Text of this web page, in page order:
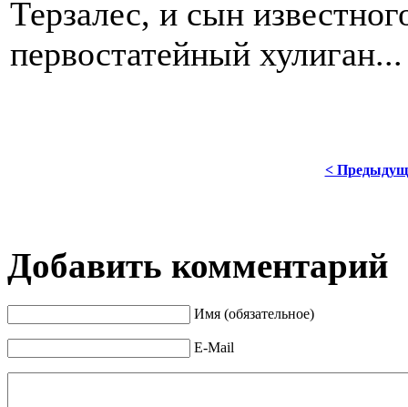
Терзалес, и сын
первостатейный хулиган...
<
Добавить комментарий
Имя (обязательное)
E-Mail